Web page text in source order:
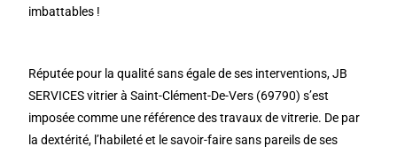
imbattables !
Réputée pour la qualité sans égale de ses interventions, JB
SERVICES vitrier à Saint-Clément-De-Vers (69790) s’est
imposée comme une référence des travaux de vitrerie. De par
la dextérité, l’habileté et le savoir-faire sans pareils de ses